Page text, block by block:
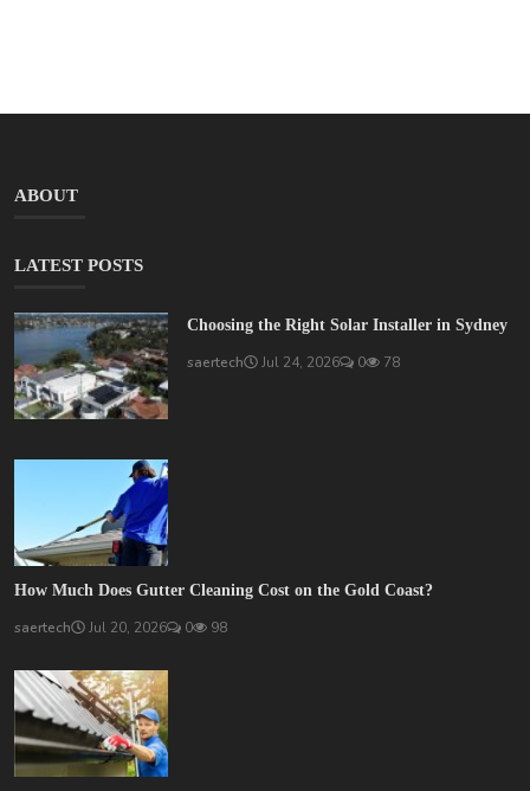
ABOUT
LATEST POSTS
Choosing the Right Solar Installer in Sydney
saertech Jul 24, 2026 0 78
How Much Does Gutter Cleaning Cost on the Gold Coast?
saertech Jul 20, 2026 0 98